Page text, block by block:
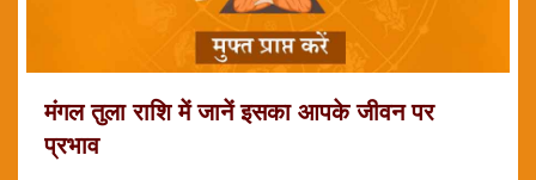
मंगल तुला राशि में जानें इसका आपके जीवन पर
प्रभाव